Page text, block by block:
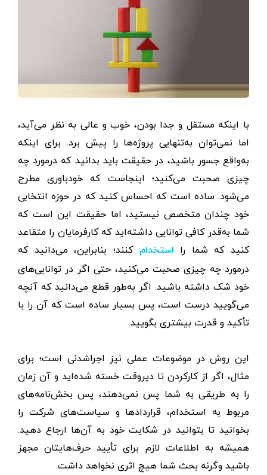
با اینکه مستقل و جدا ‌بودن، خوب و عالی به‌ نظر می‌آید،
اما نمی‌توان به‌تنهایی پروژه‌ها را پیش برد. برای اینکه
به‌واقع جسور باشید، در حقیقت باید بدانید که درمورد چه
چیزی صحبت می‌کنید؛ اینجاست که خودباوری مطرح
می‌شود. ساده است که احساس کنید که در حوزه انتخابی
خود چندان متخصص نیستید، اما حقیقت این است که
شما به‌قدر کافی توانایی داشته‌اید که کارفرمایان را متقاعد
کنید که شما را استخدام کنند؛ بنابراین، می‌دانید که
درمورد چه چیزی صحبت می‌کنید، حتی اگر در توانایی‌های
خود شک داشته باشید. اگر به‌طور قطع می‌دانید که آنچه
می‌گویید درست است، پس بسیار ساده است که آن را با
تأکید و قدرت بیشتری بگویید.
این روش در موضوعات عملی نیز اجراشدنی است؛ برای
مثال، اگر از کارکردن تا دیروقت خسته شده‌اید و آن زمان
را به طریقی به شما پس ‌نمی‌دهند، پس بخش‌نامه‌های
مربوط به استخدام، قراردادها و سیاست‌های شرکت را
بخوانید تا بتوانید در شکایت خود به آن‌ها ارجاع دهید.
همیشه به اطلاعات لازم برای تأیید حرف‌هایتان مجهز
باشید وگرنه بحث شما هیچ اثری نخواهد داشت.